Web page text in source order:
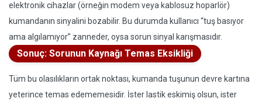
elektronik cihazlar (örneğin modem veya kablosuz hoparlör)
kumandanın sinyalini bozabilir. Bu durumda kullanıcı “tuş basıyor
ama algılamıyor” zanneder, oysa sorun sinyal karışmasıdır.
Sonuç: Sorunun Kaynağı Temas Eksikliği
Tüm bu olasılıkların ortak noktası, kumanda tuşunun devre kartına
yeterince temas edememesidir. İster lastik eskimiş olsun, ister